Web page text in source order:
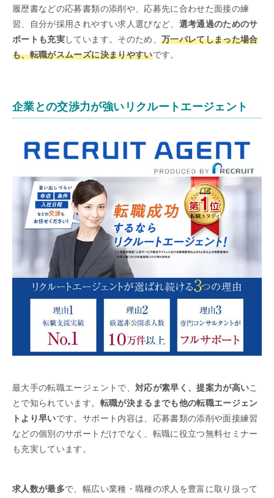
履歴書などの応募書類の添削や、応募先に合わせた面接の練
習、自分が採用されやすい求人選びなど、 選考通過のためのサ
ポートも充実しています。そのため、 万一バレてしまった場合
も、転職がスムーズに決まりやすいです。
企業との交渉力が強いリクルートエージェント
最大手の転職エージェントで、 対応が素早く、提案力が高いこ
とで知られています。 転職が決まるまでも他の転職エージェン
トより早いです。サポート内容は、応募書類の添削や面接練習
などの個別のサポートだけでなく、転職に役立つ無料セミナー
も充実しています。
求人数が最多で、幅広い業種・職種の求人を豊富に取り扱って